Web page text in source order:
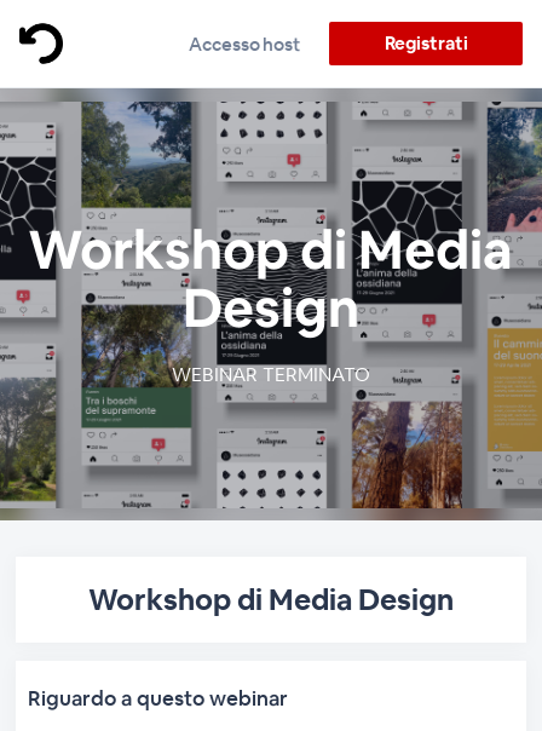
Accesso host Registrati
Workshop di Media
Design
WEBINAR TERMINATO
Workshop di Media Design
Riguardo a questo webinar